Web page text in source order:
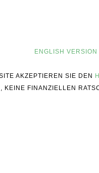
ENGLISH VERSION
AKZEPTIEREN SIE DEN
KEINE FINANZIELLEN